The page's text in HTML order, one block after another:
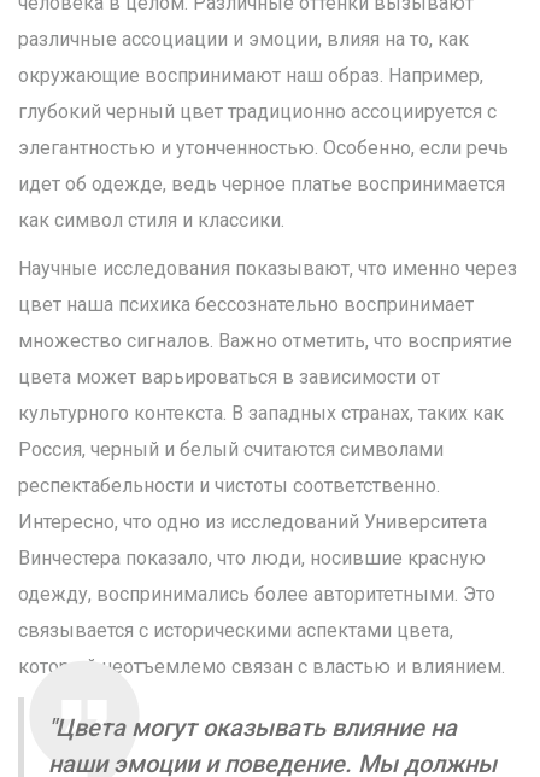
различные ассоциации и эмоции, влияя на то, как
окружающие воспринимают наш образ. Например,
глубокий черный цвет традиционно ассоциируется с
элегантностью и утонченностью. Особенно, если речь
идет об одежде, ведь черное платье воспринимается
как символ стиля и классики.
Научные исследования показывают, что именно через
цвет наша психика бессознательно воспринимает
множество сигналов. Важно отметить, что восприятие
цвета может варьироваться в зависимости от
культурного контекста. В западных странах, таких как
Россия, черный и белый считаются символами
респектабельности и чистоты соответственно.
Интересно, что одно из исследований Университета
Винчестера показало, что люди, носившие красную
одежду, воспринимались более авторитетными. Это
связывается с историческими аспектами цвета,
который неотъемлемо связан с властью и влиянием.
"Цвета могут оказывать влияние на
наши эмоции и поведение. Мы должны